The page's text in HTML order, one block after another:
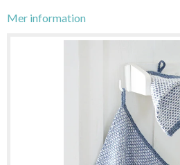
Mer information